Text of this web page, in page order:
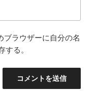
ブラウザーに自分の名
する。